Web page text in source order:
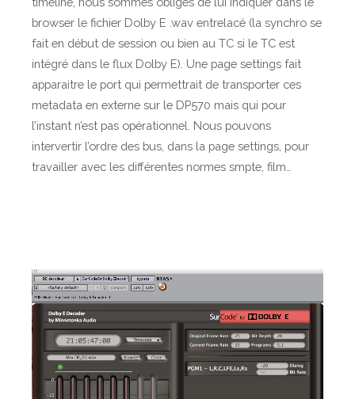
browser le fichier Dolby E .wav entrelacé (la synchro se
fait en début de session ou bien au TC si le TC est
intégré dans le flux Dolby E). Une page settings fait
apparaitre le port qui permettrait de transporter ces
metadata en externe sur le DP570 mais qui pour
l’instant n’est pas opérationnel. Nous pouvons
intervertir l’ordre des bus, dans la page settings, pour
travailler avec les différentes normes smpte, film…